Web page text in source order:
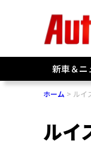
新車＆ニ
ホーム ルイ
ルイ